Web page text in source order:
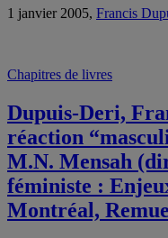
1 janvier 2005, Francis
Chapitres de livres
Dupuis-Deri,
réaction
M.N. Mensah
féministe :
Montréal,